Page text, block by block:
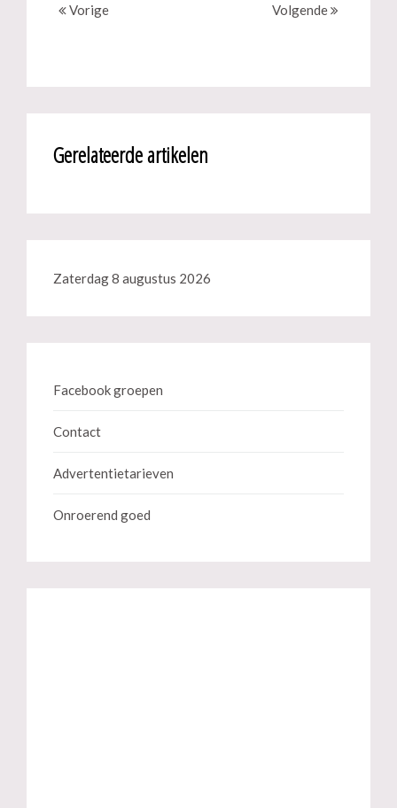
Vorige Volgende
Gerelateerde artikelen
Zaterdag 8 augustus 2026
Facebook groepen
Contact
Advertentietarieven
Onroerend goed